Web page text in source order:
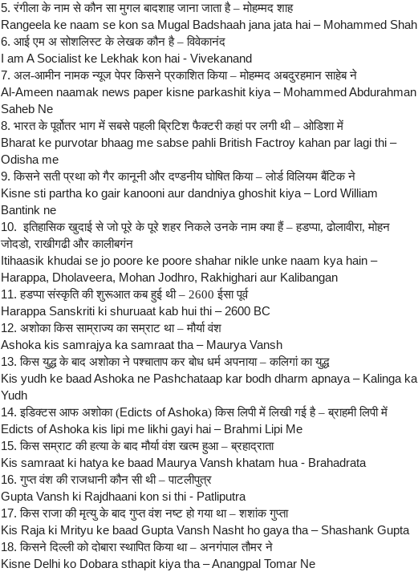
5.रंगीला के नाम से कौन सा मुगल बादशाह जाना जाता है – मोहम्मद शाह
Rangeela ke naam se kon sa Mugal Badshaah jana jata hai – Mohammed Shah
6. आई एम अ सोशलिस्ट के लेखक कौन है – विवेकानंद
I am A Socialist ke Lekhak kon hai - Vivekanand
7. अल-आमीन नामक न्यूज पेपर किसने प्रकाशित किया – मोहम्मद अबदुरहमान साहेब ने
Al-Ameen naamak news paper kisne parkashit kiya – Mohammed Abdurahman
Saheb Ne
8. भारत के पूर्वोतर भाग में सबसे पहली ब्रिटिश फैक्टरी कहां पर लगी थी – ओडिशा में
Bharat ke purvotar bhaag me sabse pahli British Factroy kahan par lagi thi –
Odisha me
9.किसने सती प्रथा को गैर कानूनी और दण्डनीय घोषित किया – लोर्ड विलियम बैंटिक ने
Kisne sti partha ko gair kanooni aur dandniya ghoshit kiya – Lord William
Bantink ne
10. इतिहासिक खुदाई से जो पूरे के पूरे शहर निकले उनके नाम क्या हैं – हडप्पा, ढोलावीरा, मोहन
जोदडो, राखीगढी और कालीबगंन
Itihaasik khudai se jo poore ke poore shahar nikle unke naam kya hain –
Harappa, Dholaveera, Mohan Jodhro, Rakhighari aur Kalibangan
11.हडप्पा संस्कृति की शुरूआत कब हुई थी – 2600 ईसा पूर्व
Harappa Sanskriti ki shuruaat kab hui thi – 2600 BC
12. अशोका किस साम्राज्य का सम्राट था – मौर्या वंश
Ashoka kis samrajya ka samraat tha – Maurya Vansh
13.किस युद्ध के बाद अशोका ने पश्चाताप कर बोध धर्म अपनाया – कलिगां का युद्ध
Kis yudh ke baad Ashoka ne Pashchataap kar bodh dharm apnaya – Kalinga ka
Yudh
14.इडिक्टस आफ अशोका (Edicts of Ashoka) किस लिपी में लिखी गई है – ब्राहमी लिपी में
Edicts of Ashoka kis lipi me likhi gayi hai – Brahmi Lipi Me
15.किस सम्राट की हत्या के बाद मौर्या वंश खत्म हुआ – ब्रहाद्राता
Kis samraat ki hatya ke baad Maurya Vansh khatam hua - Brahadrata
16.गुप्त वंश की राजधानी कौन सी थी – पाटलीपुत्र
Gupta Vansh ki Rajdhaani kon si thi - Patliputra
17.किस राजा की मृत्यु के बाद गुप्त वंश नष्ट हो गया था – शशांक गुप्ता
Kis Raja ki Mrityu ke baad Gupta Vansh Nasht ho gaya tha – Shashank Gupta
18.किसने दिल्ली को दोबारा स्थापित किया था – अनगंपाल तौमर ने
Kisne Delhi ko Dobara sthapit kiya tha – Anangpal Tomar Ne